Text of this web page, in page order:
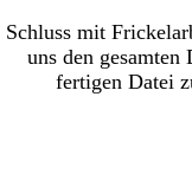
Schluss mit
uns den gesamten
fertigen Datei